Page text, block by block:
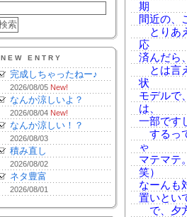
NEW ENTRY
完成しちゃったねー♪
2026/08/05 New!
なんか涼しいよ？
2026/08/04 New!
なんか涼しい！？
2026/08/03
積み直し
2026/08/02
ネタ豊富
2026/08/01
期
間近の、
とりあ
応
済んだら
とは言
状
モデルで
は、
一部です
するっ
ゃ
マテマテ
笑）
なーんも
置いとい
で、夕